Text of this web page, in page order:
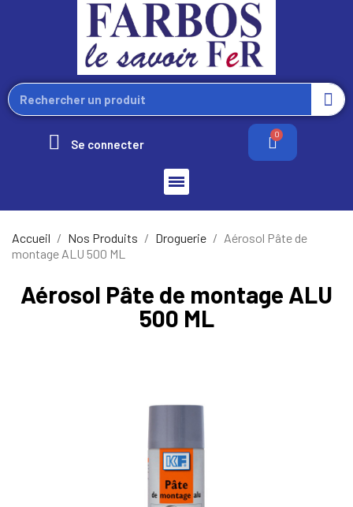
Se connecter
Accueil Nos Produits Droguerie
Aérosol Pâte de
montage ALU 500 ML
Aérosol Pâte de montage ALU
500 ML